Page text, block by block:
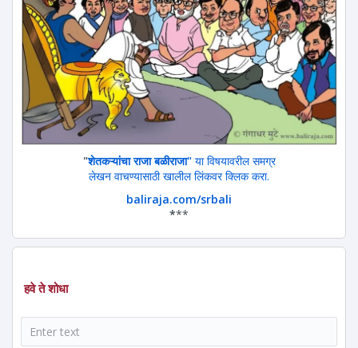
"शेतकऱ्यांचा राजा बळीराजा"या विषयावरील समग्र
लेखन वाचण्यासाठी खालील लिंकवर क्लिक करा.
baliraja.com/srbali
***
हवे ते शोधा
शोध